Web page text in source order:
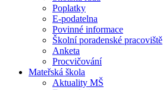
Poplatky
E-podatelna
Povinné informace
Školní poradenské pracoviště
Anketa
Procvičování
Mateřská škola
Aktuality MŠ